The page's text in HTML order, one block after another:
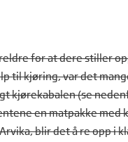
for at dere stiller
til kjøring, var det
kjørekabalen (se
en matpakke med
blir det å re opp i